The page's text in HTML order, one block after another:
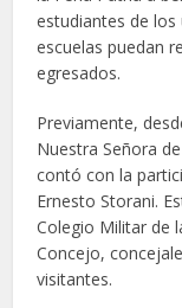
estudiantes de
escuelas puedan
egresados.
Previamente,
Nuestra Señora
contó con la
Ernesto Storani.
Colegio Militar de
Concejo,
visitantes.